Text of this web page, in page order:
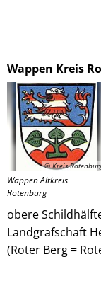
Wappen Kreis
© Kreis
Wappen Altkreis
Rotenburg
obere
Landgrafschaft
(Roter Berg =